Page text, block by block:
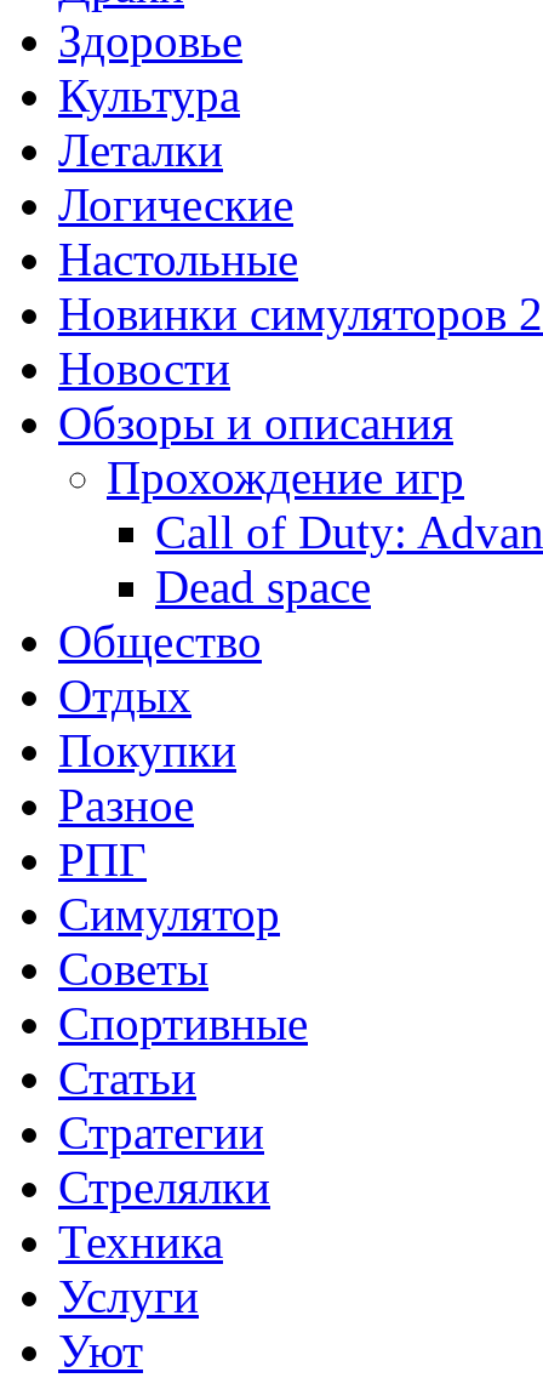
Здоровье
Культура
Леталки
Логические
Настольные
Новинки симуляторов
Новости
Обзоры и описания
Прохождение игр
Call of Duty:
Dead space
Общество
Отдых
Покупки
Разное
РПГ
Симулятор
Советы
Спортивные
Статьи
Стратегии
Стрелялки
Техника
Услуги
Уют